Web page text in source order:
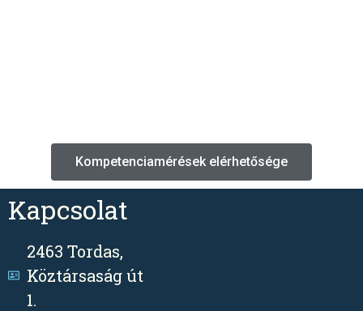
Kompetenciamérések elérhetősége
Kapcsolat
2463 Tordas,
Köztársaság út
1.